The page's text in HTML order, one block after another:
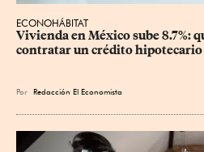
ECONOHÁBITAT
Vivienda en México sube 8.7%:
contratar un crédito hipotecario
Por Redacción El Economista